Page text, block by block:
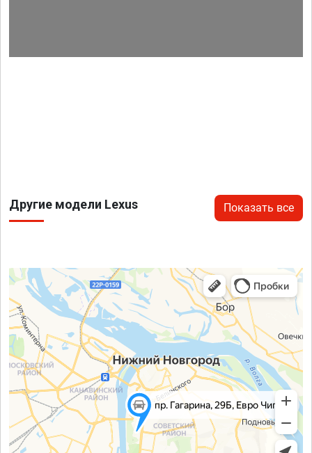
Другие модели Lexus Показать все